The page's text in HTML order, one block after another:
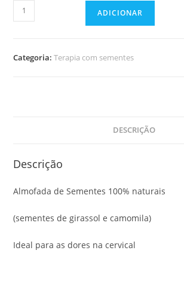
Quantidade
de
ADICIONAR
Categoria:Terapia com sementes
DESCRIÇÃO
Descrição
Almofada de Sementes 100% naturais
(sementes de girassol e camomila)
Ideal para as dores na cervical